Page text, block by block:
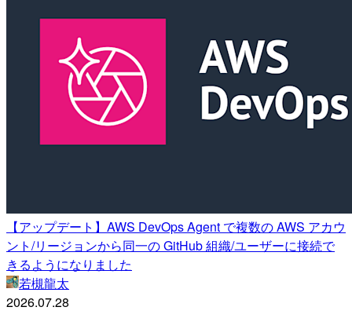
【アップデート】AWS DevOps Agent で複数の AWS アカウ
ント/リージョンから同一の GitHub 組織/ユーザーに接続で
きるようになりました
若槻龍太
2026.07.28